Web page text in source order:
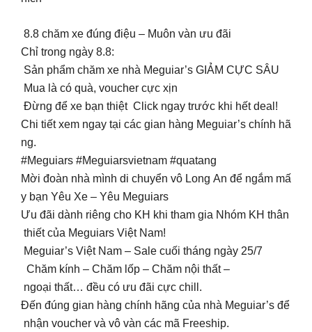
8.8 chăm xe đúng điệu – Muôn vàn ưu đãi
Chỉ trong ngày 8.8:
Sản phẩm chăm xe nhà Meguiar’s GIẢM CỰC SÂU
Mua là có quà, voucher cực xịn
️ Đừng để xe bạn thiệt Click ngay trước khi hết deal! ️️️
Chi tiết xem ngay tại các gian hàng Meguiar’s chính hã
ng.
#Meguiars #Meguiarsvietnam #quatang
Mời đoàn nhà mình di chuyển vô Long An để ngắm mấ
y bạn Yêu Xe – Yêu Meguiars
Ưu đãi dành riêng cho KH khi tham gia Nhóm KH thân
thiết của Meguiars Việt Nam!
Meguiar’s Việt Nam – Sale cuối tháng ngày 25/7
Chăm kính – Chăm lốp – Chăm nội thất –
ngoại thất… đều có ưu đãi cực chill.
Đến đúng gian hàng chính hãng của nhà Meguiar’s để
nhận voucher và vô vàn các mã Freeship.